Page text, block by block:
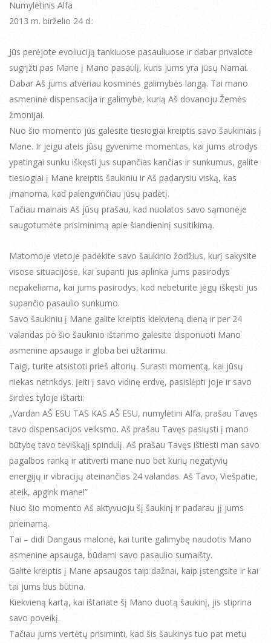
Numylėtinis Alfa
2013 m. birželio 24 d.:
Jūs perėjote evoliuciją tankiuose pasauliuose ir dabar privalote
sugrįžti pas Mane į Mano pasaulį, kuris jums yra jūsų Namai.
Dabar Aš jums atvėriau kosminės galimybės langą. Tai mano
asmeninė dispensacija ir galimybė, kurią Aš dovanoju Žemės
žmonijai.
Nuo šio momento jūs galėsite tiesiogiai kreiptis savo šaukiniais į
Mane. Ir jeigu ateis jūsų gyvenime momentas, kai jums atrodys
ypatingai sunku iškęsti jus supančias kančias ir sunkumus, galite
tiesiogiai į Mane kreiptis šaukiniu ir Aš padarysiu viską, kas
įmanoma, kad palengvinčiau jūsų padėtį.
Tačiau mainais Aš jūsų prašau, kad nuolatos savo sąmonėje
saugotumėte prisiminimą apie šiandieninį susitikimą.
Matomoje vietoje padėkite savo šaukinio žodžius, kurį sakysite
visose situacijose, kai supanti jus aplinka jums pasirodys
nepakeliama, kai jums pasirodys, kad nebeturite jėgų iškęsti jus
supančio pasaulio sunkumo.
Savo šaukiniu į Mane galite kreiptis kiekvieną dieną ir per 24
valandas po šio šaukinio ištarimo galėsite disponuoti Mano
asmenine apsauga ir globa bei užtarimu.
Taigi, turite atsistoti prieš altorių. Surasti momentą, kai jūsų
niekas netrikdys. Įeiti į savo vidinę erdvę, pasislėpti joje ir savo
širdies tyloje ištarti:
„Vardan AŠ ESU TAS KAS AŠ ESU, numylėtini Alfa, prašau Tavęs
tavo dispensacijos veiksmo. Aš prašau Tavęs pasiųsti į mano
būtybę tavo tėviškąjį spindulį. Aš prašau Tavęs ištiesti man savo
pagalbos ranką ir atitverti mane nuo bet kurių negatyvių
energijų ir vibracijų ateinančias 24 valandas. Aš Tavo, Viešpatie,
ateik, apgink mane!”
Nuo šio momento Aš aktyvuoju šį šaukinį ir padarau jį jums
prieinamą.
Tai – didi Dangaus malonė, kai turite galimybę naudotis Mano
asmenine apsauga, būdami savo pasaulio sumaišty.
Galite kreiptis į Mane apsaugos taip dažnai, kaip įstengsite ir kai
tai jums bus būtina.
Kiekvieną kartą, kai ištariate šį Mano duotą šaukinį, jis stiprina
savo poveikį.
Tačiau jums vertėtų prisiminti, kad šis šaukinys tuo pat metu